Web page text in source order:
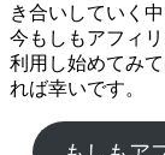
き合いしていく
今もしもアフィ
利用し始めてみ
れば幸いです。